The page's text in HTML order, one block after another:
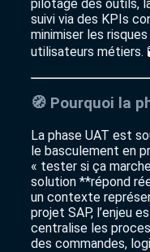
pilotage des outils,
suivi via des KPIs
minimiser les
utilisateurs métiers.
🧭 Pourquoi la
La phase UAT est
le basculement en
« tester si ça
solution **répond
un contexte
projet SAP, l’enjeu
centralise les
des commandes,